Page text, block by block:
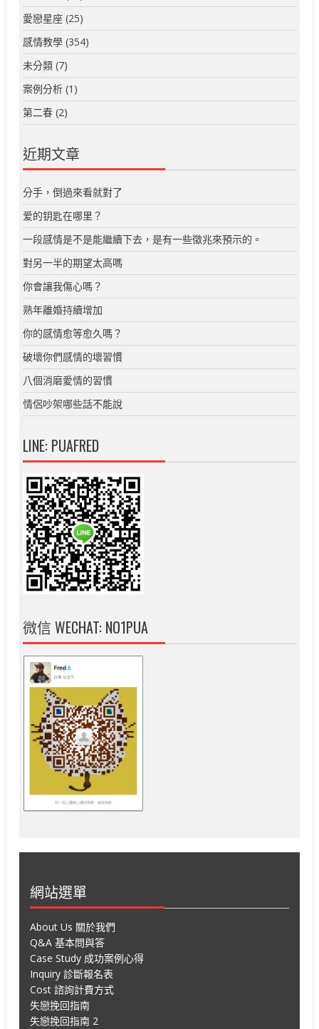
愛戀星座 (25)
感情教學 (354)
未分類 (7)
案例分析 (1)
第二春 (2)
近期文章
分手，倒過來看就對了
爱的钥匙在哪里？
一段感情是不是能繼續下去，是有一些徵兆來預示的。
對另一半的期望太高嗎
你會讓我傷心嗎？
熟年離婚持續增加
你的感情愈等愈久嗎？
破壞你們感情的壞習慣
八個消磨愛情的習慣
情侶吵架哪些話不能說
LINE: PUAFRED
微信 WECHAT: NO1PUA
網站選單
About Us 關於我們
Q&A 基本問與答
Case Study 成功案例心得
Inquiry 診斷報名表
Cost 諮詢計費方式
失戀挽回指南
失戀挽回指南 2